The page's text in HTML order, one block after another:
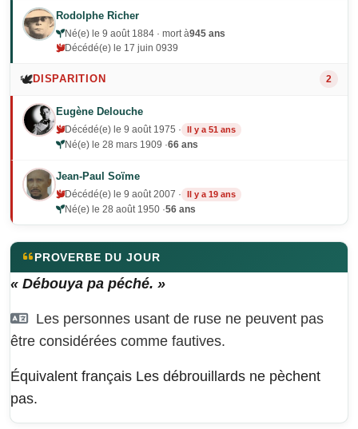
Rodolphe Richer
Né(e) le 9 août 1884 · mort à945 ans
Décédé(e) le 17 juin 0939
🕊️DISPARITION 2
Eugène Delouche
Décédé(e) le 9 août 1975 · Il y a 51 ans
Né(e) le 28 mars 1909 ·66 ans
Jean-Paul Soïme
Décédé(e) le 9 août 2007 · Il y a 19 ans
Né(e) le 28 août 1950 ·56 ans
PROVERBE DU JOUR
« Débouya pa péché. »
Les personnes usant de ruse ne peuvent pas
être considérées comme fautives.
Équivalent français Les débrouillards ne pèchent
pas.